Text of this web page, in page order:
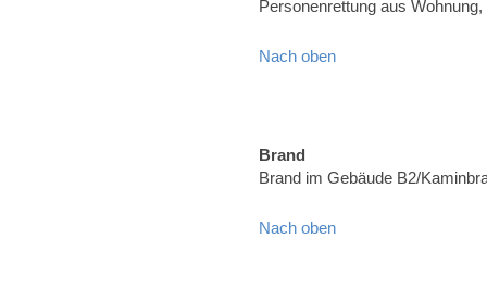
Personenrettung aus
Nach oben
Brand
Brand im Gebäude B2/
Nach oben